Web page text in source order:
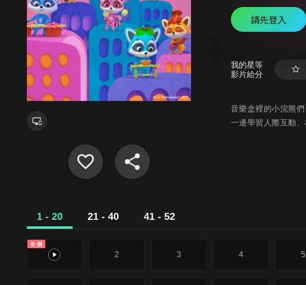
請先登入
我的星等
影片給分
音樂盒裡的小浣熊
一邊學習人際互動
1 - 20 21 - 40 41 - 52
免費
1
2 3 4 5